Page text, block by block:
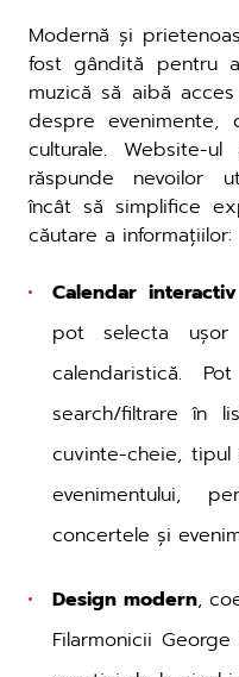
Modernă și
fost gândită pentru
muzică să aibă
despre
culturale. Website-
răspunde nevoilor
încât să simplifice
căutare a informațiilor:
Calendar
pot selecta
calendaristică.
search/filtrare în
cuvinte-cheie,
evenimentului,
concertele și
Design modern,
Filarmonicii